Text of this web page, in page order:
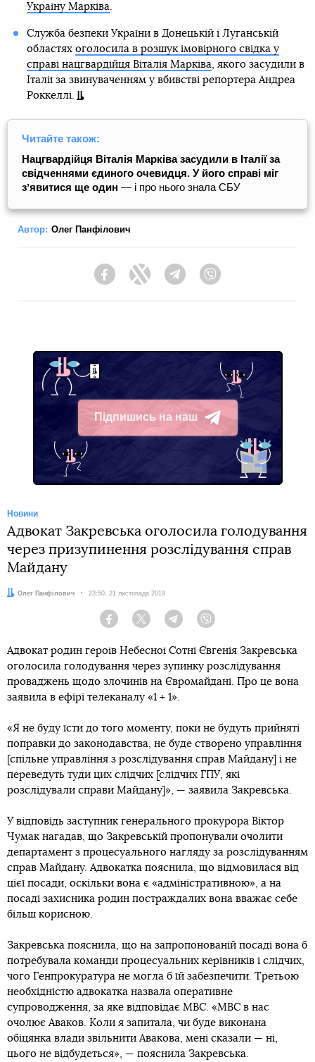
Україну Марківа
Служба безпеки України в Донецькій і Луганській
областях оголосила в розшук імовірного свідка у
справі нацгвардійця Віталія Марківа , якого засудили в
Італії за звинуваченням у вбивстві репортера Андреа
Роккеллі.
Читайте також:
Нацгвардійця Віталія Марківа засудили в Італії за
свідченнями єдиного очевидця. У його справі міг
зʼявитися ще один — і про нього знала СБУ
Автор: Олег Панфілович
FacebookTwitter Telegram
Підпишись на наш
Telegram
Новини
Адвокат Закревська оголосила голодування
через призупинення розслідування справ
Майдану
Автор:
Олег Панфілович Дата:
23:50, 21 листопада 2019
Facebook Twitter Telegram
Адвокат родин героїв Небесної Сотні Євгенія Закревська
оголосила голодування через зупинку розслідування
проваджень щодо злочинів на Євромайдані. Про це вона
заявила в ефірі телеканалу «1 + 1».
«Я не буду їсти до того моменту, поки не будуть прийняті
поправки до законодавства, не буде створено управління
[спільне управління з розслідування справ Майдану] і не
переведуть туди цих слідчих [слідчих ГПУ, які
розслідували справи Майдану]», — заявила Закревська.
У відповідь заступник генерального прокурора Віктор
Чумак нагадав, що Закревській пропонували очолити
департамент з процесуального нагляду за розслідуванням
справ Майдану. Адвокатка пояснила, що відмовилася від
цієї посади, оскільки вона є «адміністративною», а на
посаді захисника родин постраждалих вона вважає себе
більш корисною.
Закревська пояснила, що на запропонованій посаді вона б
потребувала команди процесуальних керівників і слідчих,
чого Генпрокуратура не могла б їй забезпечити. Третьою
необхідністю адвокатка назвала оперативне
супроводження, за яке відповідає МВС. «МВС в нас
очолює Аваков. Коли я запитала, чи буде виконана
обіцянка влади звільнити Авакова, мені сказали — ні,
цього не відбудеться», — пояснила Закревська.